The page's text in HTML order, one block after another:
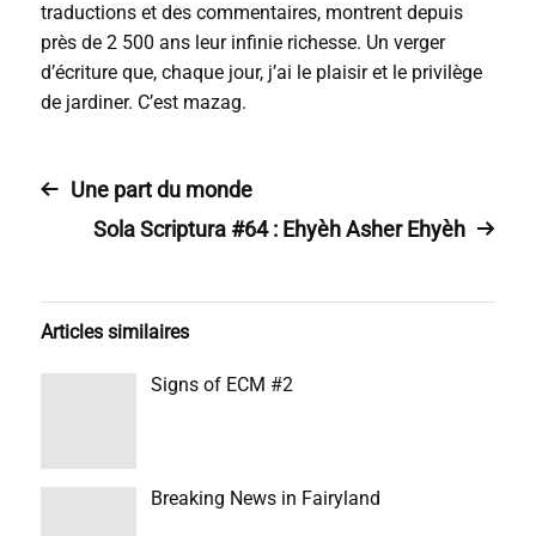
traductions et des commentaires, montrent depuis
près de 2 500 ans leur infinie richesse. Un verger
d’écriture que, chaque jour, j’ai le plaisir et le privilège
de jardiner. C’est mazag.
Une part du monde
Sola Scriptura #64 : Ehyèh Asher Ehyèh
Articles similaires
Signs of ECM #2
Breaking News in Fairyland